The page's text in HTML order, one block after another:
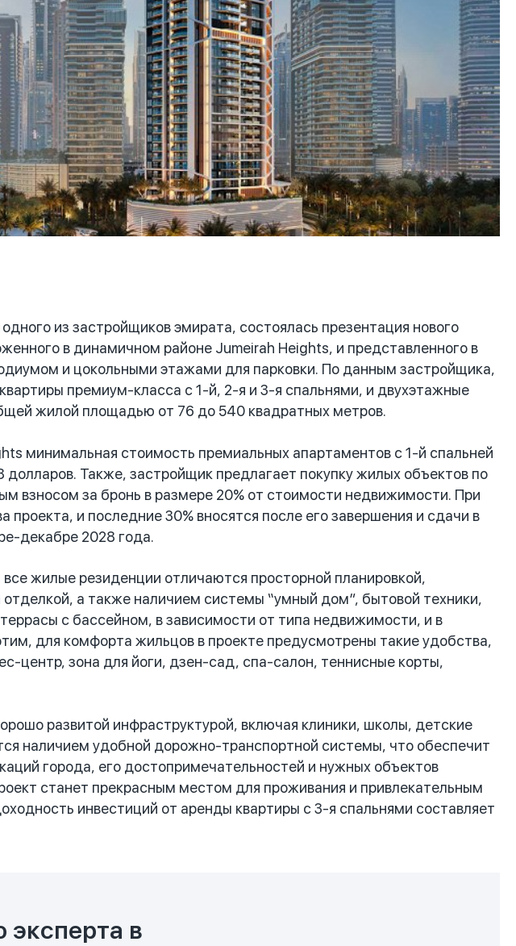
из застройщиков эмирата, состоялась презентация нового
в динамичном районе Jumeirah Heights, и представленного в
и цокольными этажами для парковки. По данным застройщика,
премиум-класса с 1-й, 2-я и 3-я спальнями, и двухэтажные
жилой площадью от 76 до 540 квадратных метров.
минимальная стоимость премиальных апартаментов с 1-й спальней
Также, застройщик предлагает покупку жилых объектов по
взносом за бронь в размере 20% от стоимости недвижимости. При
проекта, и последние 30% вносятся после его завершения и сдачи в
декабре 2028 года.
жилые резиденции отличаются просторной планировкой,
а также наличием системы “умный дом”, бытовой техники,
с бассейном, в зависимости от типа недвижимости, и в
для комфорта жильцов в проекте предусмотрены такие удобства,
центр, зона для йоги, дзен-сад, спа-салон, теннисные корты,
развитой инфраструктурой, включая клиники, школы, детские
наличием удобной дорожно-транспортной системы, что обеспечит
города, его достопримечательностей и нужных объектов
станет прекрасным местом для проживания и привлекательным
инвестиций от аренды квартиры с 3-я спальнями составляет
эксперта в